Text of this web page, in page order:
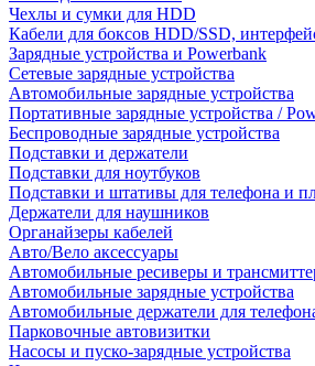
Чехлы и сумки для HDD
Кабели для боксов HDD/SSD,
Зарядные устройства и Powerbank
Сетевые зарядные устройства
Автомобильные зарядные устройства
Портативные зарядные устройства /
Беспроводные зарядные устройства
Подставки и держатели
Подставки для ноутбуков
Подставки и штативы для телефона и
Держатели для наушников
Органайзеры кабелей
Авто/Вело аксессуары
Автомобильные ресиверы и
Автомобильные зарядные устройства
Автомобильные держатели для
Парковочные автовизитки
Насосы и пуско-зарядные устройства